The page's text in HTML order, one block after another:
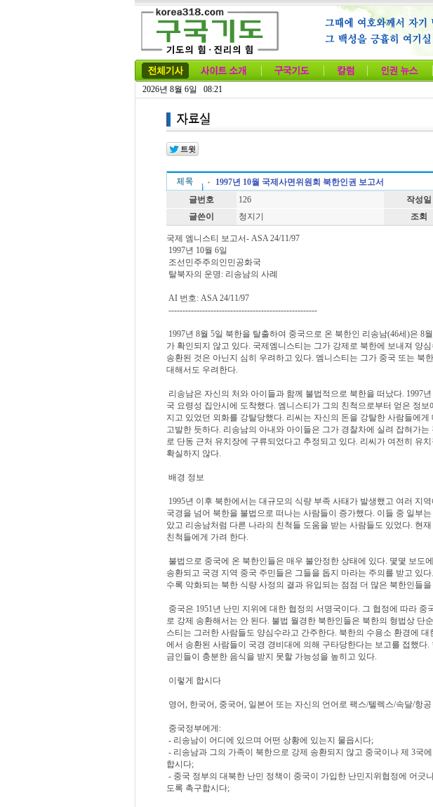
2026년 8월 6일 08:21
1997년 10월 국제사면위원회 북한인권 보고서
글번호
126 작성일
글쓴이
청지기 조회
국제 엠니스티 보고서- ASA 24/11/97
1997년 10월 6일
조선민주주의인민공화국
탈북자의 운명: 리송남의 사례
AI 번호: ASA 24/11/97
-----------------------------------------------------
1997년 8월 5일 북한을 탈출하여 중국으로 온 북한인 리송남(46세)은 8
가 확인되지 않고 있다. 국제엠니스티는 그가 강제로 북한에 보내져 양
송환된 것은 아닌지 심히 우려하고 있다. 엠니스티는 그가 중국 또는 북
대해서도 우려한다.
리송남은 자신의 처와 아이들과 함께 불법적으로 북한을 떠났다. 1997
국 요령성 집안시에 도착했다. 엠니스티가 그의 친척으로부터 얻은 정
지고 있었던 외화를 강탈당했다. 리씨는 자신의 돈을 강탈한 사람들에
고발한 듯하다. 리송남의 아내와 아이들은 그가 경찰차에 실려 잡혀가
로 단동 근처 유치장에 구류되었다고 추정되고 있다. 리씨가 여전히 유
확실하지 않다.
배경 정보
1995년 이후 북한에서는 대규모의 식량 부족 사태가 발생했고 여러 지
국경을 넘어 북한을 불법으로 떠나는 사람들이 증가했다. 이들 중 일부
았고 리송남처럼 다른 나라의 친척들 도움을 받는 사람들도 있었다. 현
친척들에게 가려 한다.
불법으로 중국에 온 북한인들은 매우 불안정한 상태에 있다. 몇몇 보도
송환되고 국경 지역 중국 주민들은 그들을 돕지 마라는 주의를 받고 있
수록 악화되는 북한 식량 사정의 결과 유입되는 점점 더 많은 북한인들
중국은 1951년 난민 지위에 대한 협정의 서명국이다. 그 협정에 따라
로 강제 송환해서는 안 된다. 불법 월경한 북한인들은 북한의 형법상 단
스티는 그러한 사람들도 양심수라고 간주한다. 북한의 수용소 환경에
에서 송환된 사람들이 국경 경비대에 의해 구타당한다는 보고를 접했다
금인들이 충분한 음식을 받지 못할 가능성을 높히고 있다.
이렇게 합시다
영어, 한국어, 중국어, 일본어 또는 자신의 언어로 팩스/텔렉스/속달/항
중국정부에게:
- 리송남이 어디에 있으며 어떤 상황에 있는지 물읍시다;
- 리송남과 그의 가족이 북한으로 강제 송환되지 않고 중국이나 제 3국
합시다;
- 중국 정부의 대북한 난민 정책이 중국이 가입한 난민지위협정에 어긋
도록 촉구합시다;